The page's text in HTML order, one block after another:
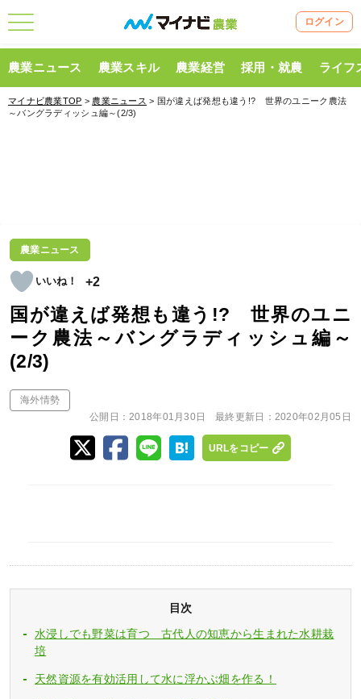
ログイン
農業ニュース 農業スキル 農業経営 採用・就農 ライフ
マイナビ農業TOP > 農業ニュース > 国が違えば発想も違う!? 世界のユニーク農法
～バングラディッシュ編～(2/3)
農業ニュース
+2
国が違えば発想も違う!? 世界のユニ
ーク農法～バングラディッシュ編～
(2/3)
海外情勢
公開日：2018年01月30日 最終更新日： 2020年02月05日
URLをコピー
目次
水浸しでも野菜は育つ 古代人の知恵から生まれた水耕栽
培
天然資源を有効活用して水に浮かぶ畑を作る！